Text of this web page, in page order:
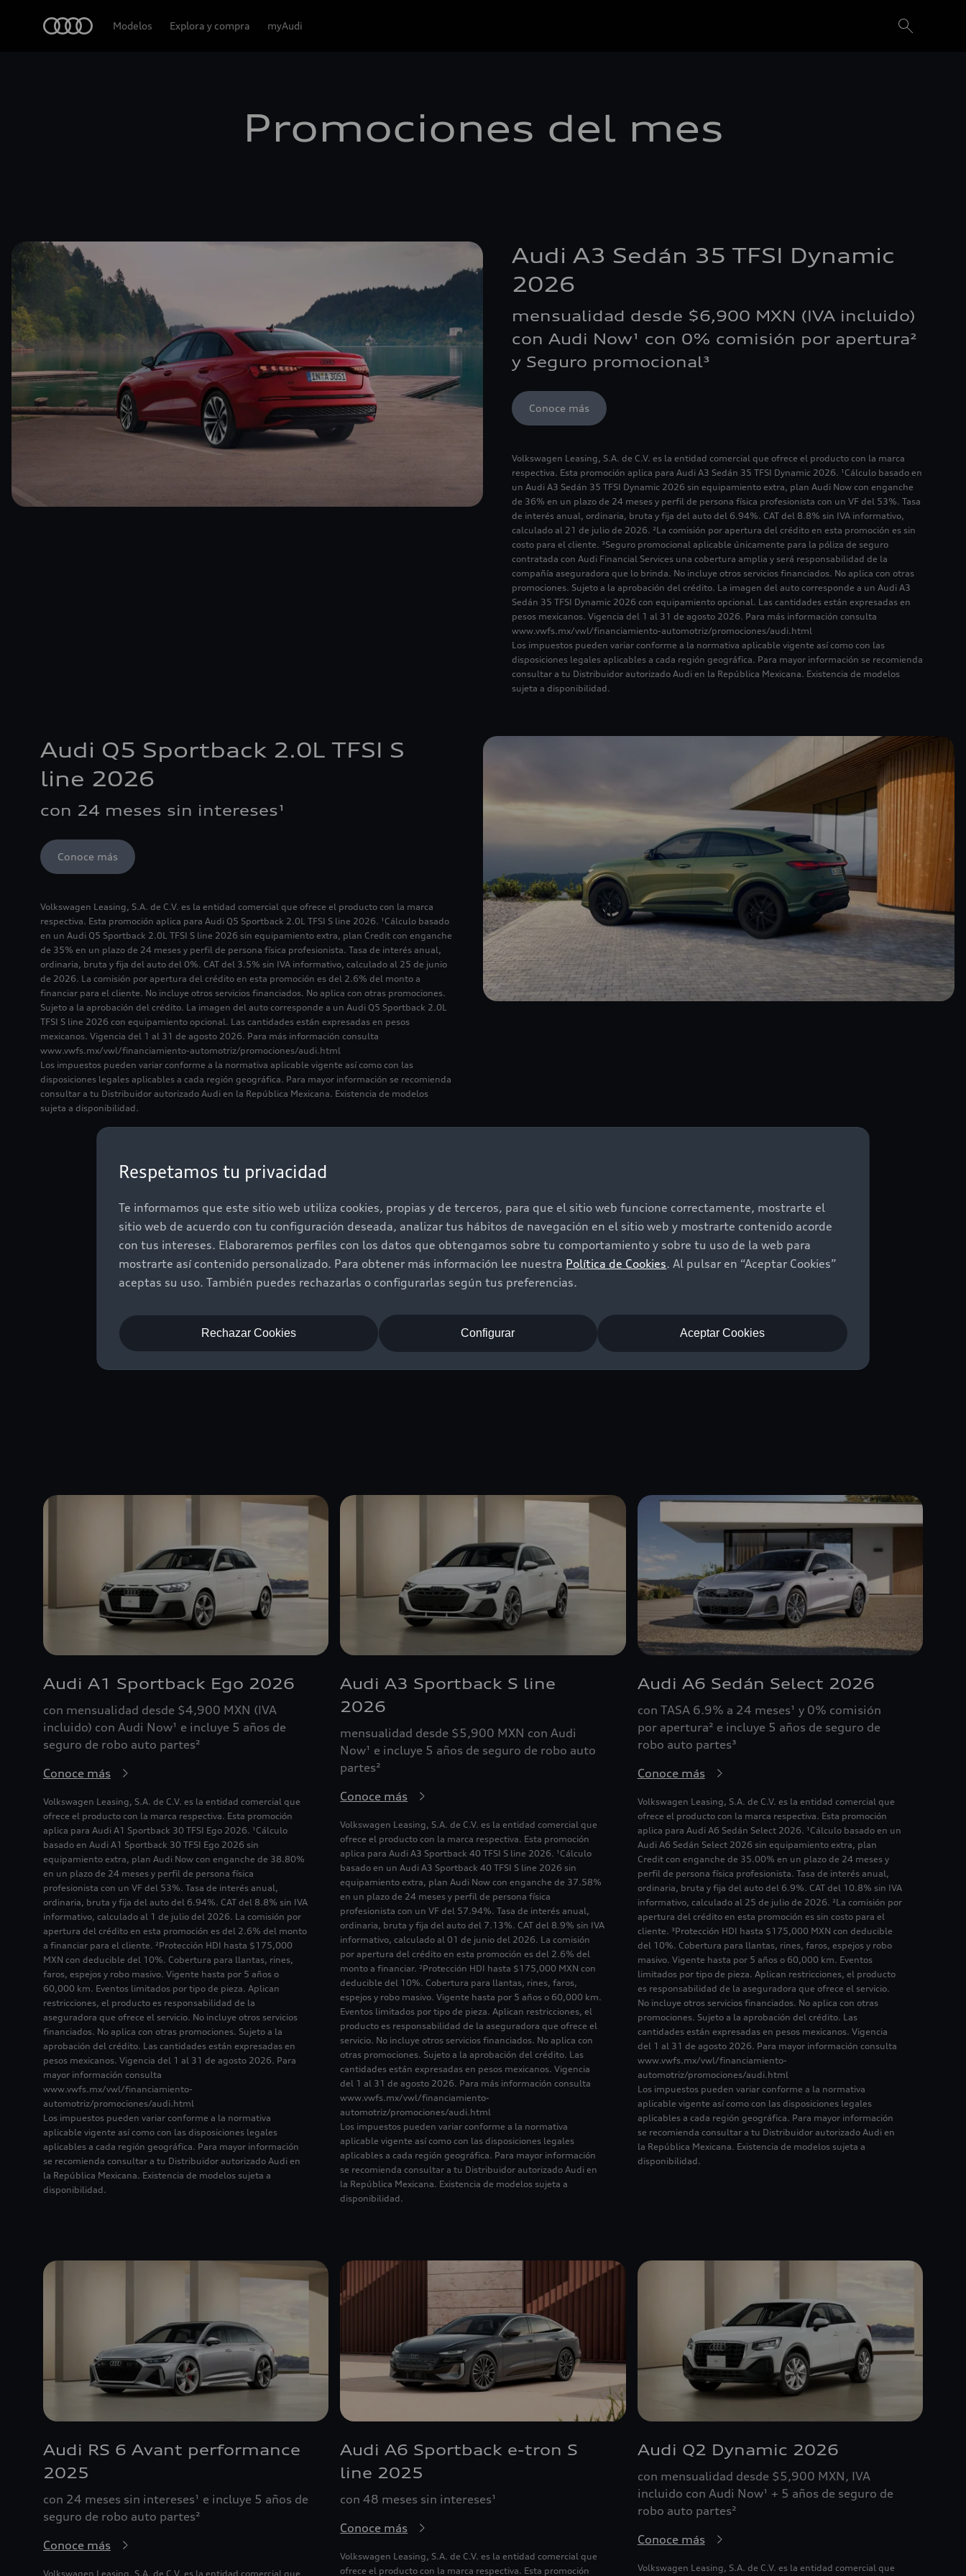
Respetamos tu privacidad
Te informamos que este sitio web utiliza cookies, propias y de terceros, para que el sitio web funcione correctamente, mostrarte el
sitio web de acuerdo con tu configuración deseada, analizar tus hábitos de navegación en el sitio web y mostrarte contenido acorde
con tus intereses. Elaboraremos perfiles con los datos que obtengamos sobre tu comportamiento y sobre tu uso de la web para
mostrarte así contenido personalizado. Para obtener más información lee nuestra Política de Cookies. Al pulsar en “Aceptar Cookies”
aceptas su uso. También puedes rechazarlas o configurarlas según tus preferencias.
Aceptar Cookies
Rechazar Cookies Configurar
Modelos Explora y compra myAudi
Promociones del mes
Audi A3 Sedán 35 TFSI Dynamic
2026
mensualidad desde $6,900 MXN (IVA incluido)
con Audi Now¹ con 0% comisión por apertura²
y Seguro promocional³
Conoce más
Volkswagen Leasing, S.A. de C.V. es la entidad comercial que ofrece el producto con la marca
respectiva. Esta promoción aplica para Audi A3 Sedán 35 TFSI Dynamic 2026. ¹Cálculo basado en
un Audi A3 Sedán 35 TFSI Dynamic 2026 sin equipamiento extra, plan Audi Now con enganche
de 36% en un plazo de 24 meses y perfil de persona física profesionista con un VF del 53%. Tasa
de interés anual, ordinaria, bruta y fija del auto del 6.94%. CAT del 8.8% sin IVA informativo,
calculado al 21 de julio de 2026. ²La comisión por apertura del crédito en esta promoción es sin
costo para el cliente. ³Seguro promocional aplicable únicamente para la póliza de seguro
contratada con Audi Financial Services una cobertura amplia y será responsabilidad de la
compañía aseguradora que lo brinda. No incluye otros servicios financiados. No aplica con otras
promociones. Sujeto a la aprobación del crédito. La imagen del auto corresponde a un Audi A3
Sedán 35 TFSI Dynamic 2026 con equipamiento opcional. Las cantidades están expresadas en
pesos mexicanos. Vigencia del 1 al 31 de agosto 2026. Para más información consulta
www.vwfs.mx/vwl/financiamiento-automotriz/promociones/audi.html
Los impuestos pueden variar conforme a la normativa aplicable vigente así como con las
disposiciones legales aplicables a cada región geográfica. Para mayor información se recomienda
consultar a tu Distribuidor autorizado Audi en la República Mexicana. Existencia de modelos
sujeta a disponibilidad.
Audi Q5 Sportback 2.0L TFSI S
line 2026
con 24 meses sin intereses¹
Conoce más
Volkswagen Leasing, S.A. de C.V. es la entidad comercial que ofrece el producto con la marca
respectiva. Esta promoción aplica para Audi Q5 Sportback 2.0L TFSI S line 2026. ¹Cálculo basado
en un Audi Q5 Sportback 2.0L TFSI S line 2026 sin equipamiento extra, plan Credit con enganche
de 35% en un plazo de 24 meses y perfil de persona física profesionista. Tasa de interés anual,
ordinaria, bruta y fija del auto del 0%. CAT del 3.5% sin IVA informativo, calculado al 25 de junio
de 2026. La comisión por apertura del crédito en esta promoción es del 2.6% del monto a
financiar para el cliente. No incluye otros servicios financiados. No aplica con otras promociones.
Sujeto a la aprobación del crédito. La imagen del auto corresponde a un Audi Q5 Sportback 2.0L
TFSI S line 2026 con equipamiento opcional. Las cantidades están expresadas en pesos
mexicanos. Vigencia del 1 al 31 de agosto 2026. Para más información consulta
www.vwfs.mx/vwl/financiamiento-automotriz/promociones/audi.html
Los impuestos pueden variar conforme a la normativa aplicable vigente así como con las
disposiciones legales aplicables a cada región geográfica. Para mayor información se recomienda
consultar a tu Distribuidor autorizado Audi en la República Mexicana. Existencia de modelos
sujeta a disponibilidad.
Descubre más promociones
que podrían interesarte
Audi A1 Sportback Ego 2026
con mensualidad desde $4,900 MXN (IVA
incluido) con Audi Now¹ e incluye 5 años de
seguro de robo auto partes²
Conoce más
Volkswagen Leasing, S.A. de C.V. es la entidad comercial que
ofrece el producto con la marca respectiva. Esta promoción
aplica para Audi A1 Sportback 30 TFSI Ego 2026. ¹Cálculo
basado en Audi A1 Sportback 30 TFSI Ego 2026 sin
equipamiento extra, plan Audi Now con enganche de 38.80%
en un plazo de 24 meses y perfil de persona física
profesionista con un VF del 53%. Tasa de interés anual,
ordinaria, bruta y fija del auto del 6.94%. CAT del 8.8% sin IVA
informativo, calculado al 1 de julio del 2026. La comisión por
apertura del crédito en esta promoción es del 2.6% del monto
a financiar para el cliente. ²Protección HDI hasta $175,000
MXN con deducible del 10%. Cobertura para llantas, rines,
faros, espejos y robo masivo. Vigente hasta por 5 años o
60,000 km. Eventos limitados por tipo de pieza. Aplican
restricciones, el producto es responsabilidad de la
aseguradora que ofrece el servicio. No incluye otros servicios
financiados. No aplica con otras promociones. Sujeto a la
aprobación del crédito. Las cantidades están expresadas en
pesos mexicanos. Vigencia del 1 al 31 de agosto 2026. Para
mayor información consulta
www.vwfs.mx/vwl/financiamiento-
automotriz/promociones/audi.html
Los impuestos pueden variar conforme a la normativa
aplicable vigente así como con las disposiciones legales
aplicables a cada región geográfica. Para mayor información
se recomienda consultar a tu Distribuidor autorizado Audi en
la República Mexicana. Existencia de modelos sujeta a
disponibilidad.
Audi A3 Sportback S line
2026
mensualidad desde $5,900 MXN con Audi
Now¹ e incluye 5 años de seguro de robo auto
partes²
Conoce más
Volkswagen Leasing, S.A. de C.V. es la entidad comercial que
ofrece el producto con la marca respectiva. Esta promoción
aplica para Audi A3 Sportback 40 TFSI S line 2026. ¹Cálculo
basado en un Audi A3 Sportback 40 TFSI S line 2026 sin
equipamiento extra, plan Audi Now con enganche de 37.58%
en un plazo de 24 meses y perfil de persona física
profesionista con un VF del 57.94%. Tasa de interés anual,
ordinaria, bruta y fija del auto del 7.13%. CAT del 8.9% sin IVA
informativo, calculado al 01 de junio del 2026. La comisión
por apertura del crédito en esta promoción es del 2.6% del
monto a financiar. ²Protección HDI hasta $175,000 MXN con
deducible del 10%. Cobertura para llantas, rines, faros,
espejos y robo masivo. Vigente hasta por 5 años o 60,000 km.
Eventos limitados por tipo de pieza. Aplican restricciones, el
producto es responsabilidad de la aseguradora que ofrece el
servicio. No incluye otros servicios financiados. No aplica con
otras promociones. Sujeto a la aprobación del crédito. Las
cantidades están expresadas en pesos mexicanos. Vigencia
del 1 al 31 de agosto 2026. Para más información consulta
www.vwfs.mx/vwl/financiamiento-
automotriz/promociones/audi.html
Los impuestos pueden variar conforme a la normativa
aplicable vigente así como con las disposiciones legales
aplicables a cada región geográfica. Para mayor información
se recomienda consultar a tu Distribuidor autorizado Audi en
la República Mexicana. Existencia de modelos sujeta a
disponibilidad.
Audi A6 Sedán Select 2026
con TASA 6.9% a 24 meses¹ y 0% comisión
por apertura² e incluye 5 años de seguro de
robo auto partes³
Conoce más
Volkswagen Leasing, S.A. de C.V. es la entidad comercial que
ofrece el producto con la marca respectiva. Esta promoción
aplica para Audi A6 Sedán Select 2026. ¹Cálculo basado en un
Audi A6 Sedán Select 2026 sin equipamiento extra, plan
Credit con enganche de 35.00% en un plazo de 24 meses y
perfil de persona física profesionista. Tasa de interés anual,
ordinaria, bruta y fija del auto del 6.9%. CAT del 10.8% sin IVA
informativo, calculado al 25 de julio de 2026. ²La comisión por
apertura del crédito en esta promoción es sin costo para el
cliente. ³Protección HDI hasta $175,000 MXN con deducible
del 10%. Cobertura para llantas, rines, faros, espejos y robo
masivo. Vigente hasta por 5 años o 60,000 km. Eventos
limitados por tipo de pieza. Aplican restricciones, el producto
es responsabilidad de la aseguradora que ofrece el servicio.
No incluye otros servicios financiados. No aplica con otras
promociones. Sujeto a la aprobación del crédito. Las
cantidades están expresadas en pesos mexicanos. Vigencia
del 1 al 31 de agosto 2026. Para mayor información consulta
www.vwfs.mx/vwl/financiamiento-
automotriz/promociones/audi.html
Los impuestos pueden variar conforme a la normativa
aplicable vigente así como con las disposiciones legales
aplicables a cada región geográfica. Para mayor información
se recomienda consultar a tu Distribuidor autorizado Audi en
la República Mexicana. Existencia de modelos sujeta a
disponibilidad.
Audi RS 6 Avant performance
2025
con 24 meses sin intereses¹ e incluye 5 años de
seguro de robo auto partes²
Conoce más
Volkswagen Leasing, S.A. de C.V. es la entidad comercial que
Audi A6 Sportback e-tron S
line 2025
con 48 meses sin intereses¹
Conoce más
Volkswagen Leasing, S.A. de C.V. es la entidad comercial que
ofrece el producto con la marca respectiva. Esta promoción
Audi Q2 Dynamic 2026
con mensualidad desde $5,900 MXN, IVA
incluido con Audi Now¹ + 5 años de seguro de
robo auto partes²
Conoce más
Volkswagen Leasing, S.A. de C.V. es la entidad comercial que